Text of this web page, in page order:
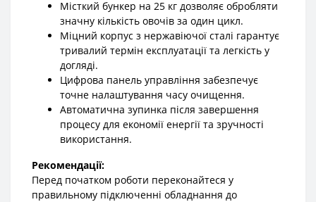
Місткий бункер на 25 кг дозволяє обробляти
значну кількість овочів за один цикл.
Міцний корпус з нержавіючої сталі гарантує
тривалий термін експлуатації та легкість у
догляді.
Цифрова панель управління забезпечує
точне налаштування часу очищення.
Автоматична зупинка після завершення
процесу для економії енергії та зручності
використання.
Рекомендації:
Перед початком роботи переконайтеся у
правильному підключенні обладнання до